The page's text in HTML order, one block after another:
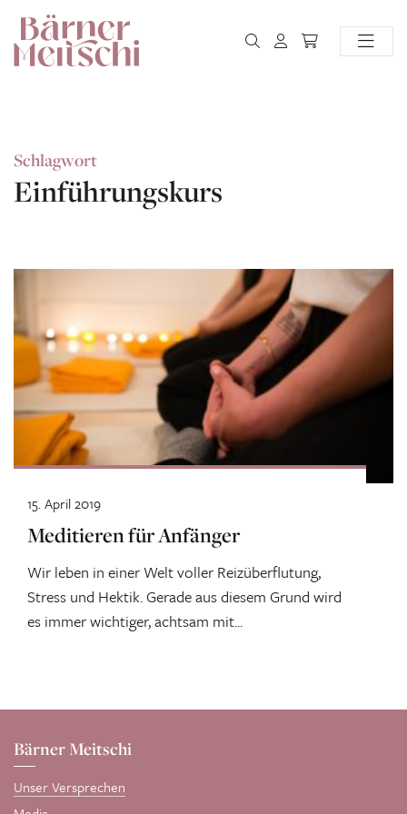
Schlagwort
Einführungskurs
Meditieren für Anfänger
Wir leben in einer Welt voller Reizüberflutung,
Stress und Hektik. Gerade aus diesem Grund wird
es immer wichtiger, achtsam mit...
15. April 2019
Bärner Meitschi
Unser Versprechen